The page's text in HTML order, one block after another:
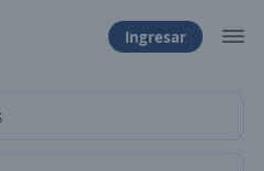
Ingresar